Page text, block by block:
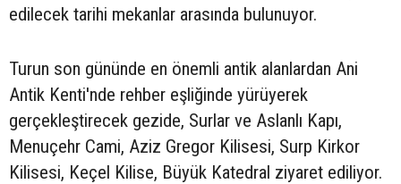
edilecek tarihi mekanlar arasında bulunuyor.
Turun son gününde en önemli antik alanlardan Ani
Antik Kenti'nde rehber eşliğinde yürüyerek
gerçekleştirecek gezide, Surlar ve Aslanlı Kapı,
Menuçehr Cami, Aziz Gregor Kilisesi, Surp Kirkor
Kilisesi, Keçel Kilise, Büyük Katedral ziyaret ediliyor.